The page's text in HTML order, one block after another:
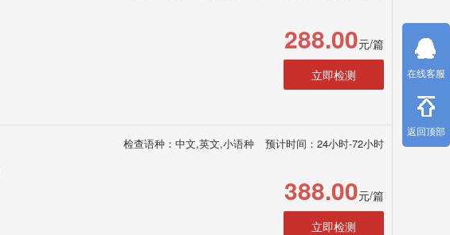
288.00元/篇
立即检测
检查语种：中文,英文,小语种 预计时间：24小时-72小时
388.00元/篇
立即检测
在线客服
返回顶部